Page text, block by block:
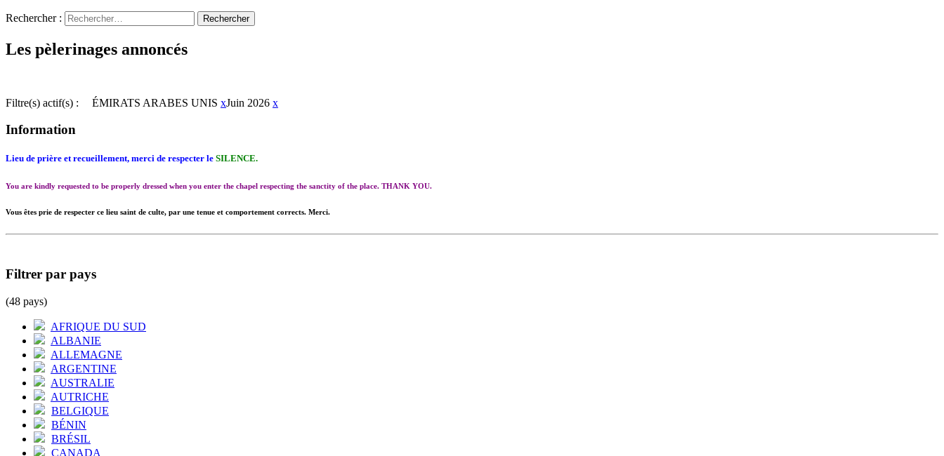
Rechercher :
Les pèlerinages annoncés
Filtre(s) actif(s) : ÉMIRATS ARABES UNIS xJuin 2026 x
Information
Lieu de prière et recueillement, merci de respecter le SILENCE.
You are kindly requested to be properly dressed when you enter the chapel respecting the sanctity of the place. THANK YOU.
Vous êtes prie de respecter ce lieu saint de culte, par une tenue et comportement corrects. Merci.
Filtrer par pays
(48 pays)
AFRIQUE DU SUD
ALBANIE
ALLEMAGNE
ARGENTINE
AUSTRALIE
AUTRICHE
BELGIQUE
BÉNIN
BRÉSIL
CANADA